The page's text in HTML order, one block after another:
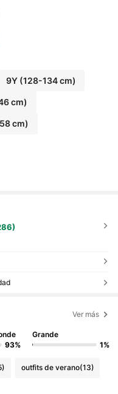
9Y (128-134 cm)
cm)
cm)
Ver más
93%
Grande
1%
outfits de verano(13)